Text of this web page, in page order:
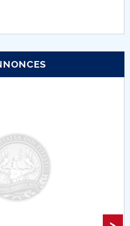
personnelles
cu dizabilități